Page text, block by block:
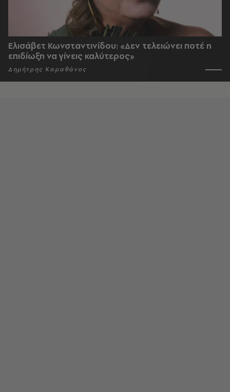
Ελισάβετ Κωνσταντινίδου: «Δεν τελειώνει ποτέ η
επιδίωξη να γίνεις καλύτερος»
Δημήτρης Καραθάνος